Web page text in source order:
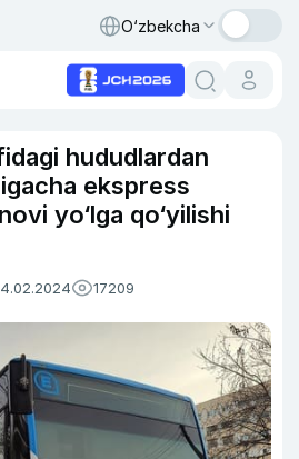
O‘zbekcha
hududlardan
ekspress
yo‘lga qo‘yilishi
17209